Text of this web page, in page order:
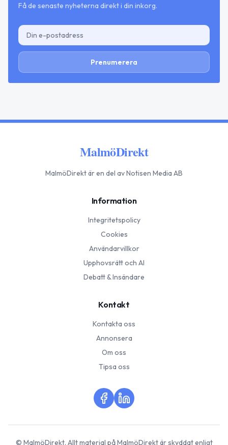
Få de senaste nyheterna direkt i din inkorg.
Prenumerera
MalmöDirekt
MalmöDirektär en del av Notisen Media AB
Information
Integritetspolicy
Cookies
Användarvillkor
Upphovsrätt och AI
Debatt & Insändare
Kontakt
Kontakta oss
Annonsera
Om oss
Tipsa oss
© MalmöDirekt. Allt material påMalmöDirektär skyddat enligt